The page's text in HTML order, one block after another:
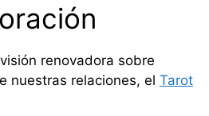
renovadora sobre
nuestras relaciones, el Tarot